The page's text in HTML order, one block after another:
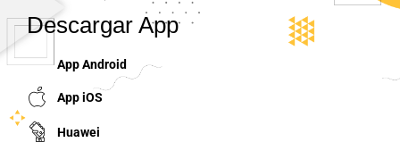
Descargar App
App Android
App iOS
Huawei